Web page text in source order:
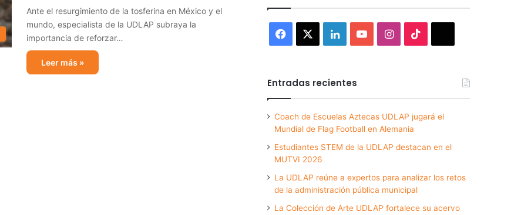
Ante el resurgimiento de la tosferina en México y el
mundo, especialista de la UDLAP subraya la
importancia de reforzar…
Leer más »
Facebook LinkedInYouTubeInstagram
Entradas recientes
Coach de Escuelas Aztecas UDLAP jugará el
Mundial de Flag Football en Alemania
Estudiantes STEM de la UDLAP destacan en el
MUTVI 2026
La UDLAP reúne a expertos para analizar los retos
de la administración pública municipal
La Colección de Arte UDLAP fortalece su acervo